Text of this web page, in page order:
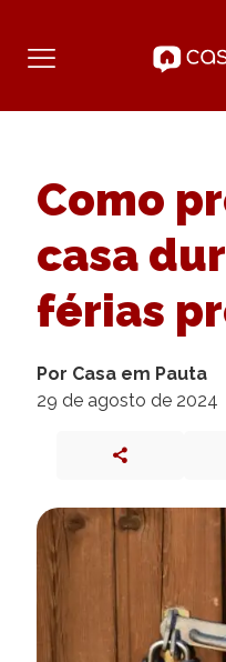
Como
casa
férias
Por Casa em Pauta
29 de agosto de 2024